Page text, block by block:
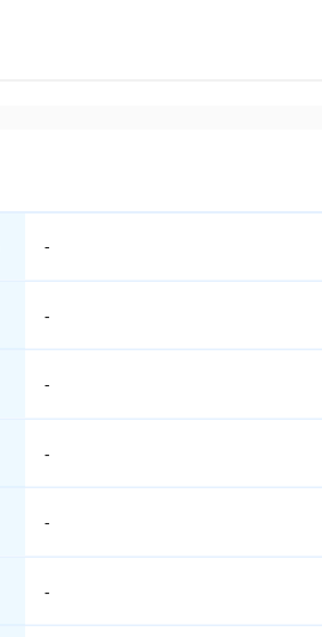
-
-
-
-
-
-